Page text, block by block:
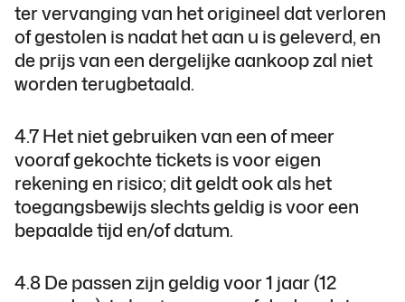
ter vervanging van het origineel dat verloren
of gestolen is nadat het aan u is geleverd, en
de prijs van een dergelijke aankoop zal niet
worden terugbetaald.
4.7 Het niet gebruiken van een of meer
vooraf gekochte tickets is voor eigen
rekening en risico; dit geldt ook als het
toegangsbewijs slechts geldig is voor een
bepaalde tijd en/of datum.
4.8 De passen zijn geldig voor 1 jaar (12